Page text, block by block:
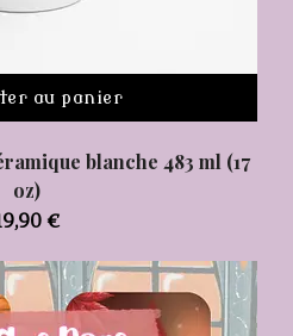
au panier
blanche 483 ml (17
oz)
€